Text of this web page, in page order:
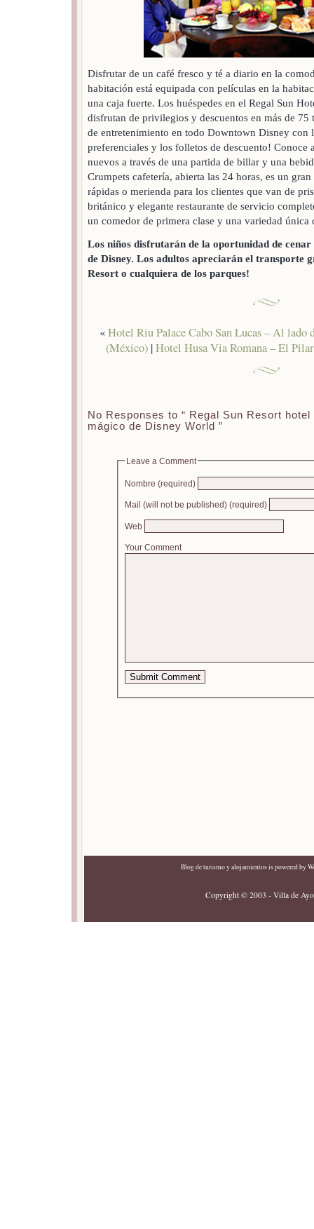
Disfrutar de un café fresco y té a diario en la
habitación está equipada con películas en la
una caja fuerte. Los huéspedes en el Regal Sun
disfrutan de privilegios y descuentos en más de 75
de entretenimiento en todo Downtown Disney con
preferenciales y los folletos de descuento! Conoce
nuevos a través de una partida de billar y una
Crumpets cafetería, abierta las 24 horas, es un
rápidas o merienda para los clientes que van de
británico y elegante restaurante de servicio
un comedor de primera clase y una variedad única
Los niños disfrutarán de la oportunidad de
de Disney. Los adultos apreciarán el transporte
Resort o cualquiera de los parques!
«Hotel Riu Palace Cabo San Lucas – Al lado
(México)|Hotel Husa Via Romana – El Pilar
No Responses to “ Regal Sun Resort
mágico de Disney World ”
Leave a Comment
Nombre (required)
Mail (will not be published) (required)
Web
Your Comment
Blog de turismo y alojamientosis powered by
Copyright © 2003 - Villa de